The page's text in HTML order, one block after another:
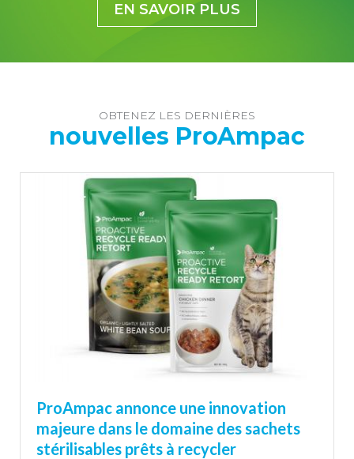
EN SAVOIR PLUS
OBTENEZ LES DERNIÈRES
nouvelles ProAmpac
ProAmpac annonce une innovation
majeure dans le domaine des sachets
stérilisables prêts à recycler